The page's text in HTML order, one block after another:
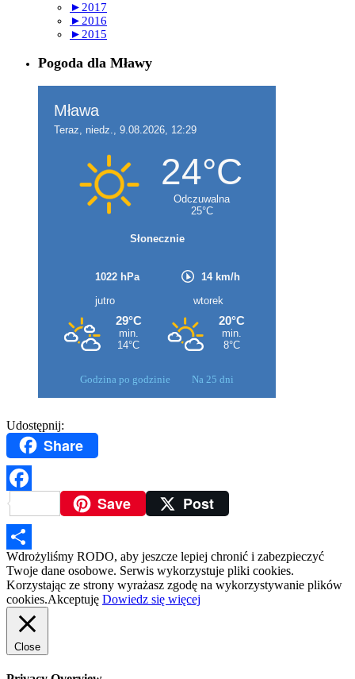
► 2017
► 2016
► 2015
Pogoda dla Mławy
Godzina po godzinie Na 25 dni
Udostępnij:
Share
FacebookSave Post
Podziel
się
Wdrożyliśmy RODO, aby jeszcze lepiej chronić i zabezpieczyć
Twoje dane osobowe. Serwis wykorzystuje pliki cookies.
Korzystając ze strony wyrażasz zgodę na wykorzystywanie plików
cookies.Akceptuję Dowiedz się więcej
Close